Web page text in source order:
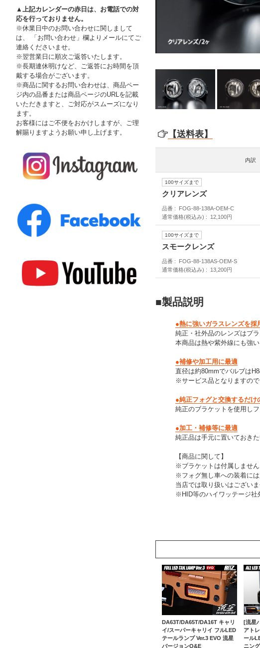
【送料表】
内訳
100サイズまで
クリアレンズ
品番
FOG-88-138A-OEM-C
通常価格(税込み)
12,100円
100サイズまで
スモークレンズ
品番
FOG-88-138AS-OEM-S
通常価格(税込み)
13,200円
■製品説明
●熱に強いガラスレンズを採
純正・社外品のレンズはプ
本商品は熱や紫外線にも強
●補修や加工用に最適
直径は約80mmでバルブは
※サービス品となりますの
●純正フォグと交換するだけ
純正のブラケットを使用し
●加工・補修等に最適
純正品は手元に置いておき
【商品に関して】
※ブラケットは付属しません
※フォグ無し車への装着には
当店では取り扱いはござい
※HID等のハイワッテージ社
DA63T/DA65T/DA16T キャリ
イ/スーパーキャリイ フルLED
テールランプ Ver.3 EVO 流星
バージョンO&E
[流星
アト
ール
ニン
▲上記カレンダーの赤日は、お電話での対
応を行っておりません。
※休業日中のお問い合わせに関しまして
は、 「お問い合わせ」欄よりメールにてご
連絡くださいませ。
※翌営業日に順次ご返答いたします。
※長期連休明けなど、ご返答にお時間を頂
戴する場合がございます。
※商品に関するお問い合わせは、商品ペー
ジ内の品番または商品ページのURLを記載
いただきますと、ご対応がスムーズになり
ます。
お客様にはご不便をおかけしますが、ご理
解賜りますようお願い申し上げます。